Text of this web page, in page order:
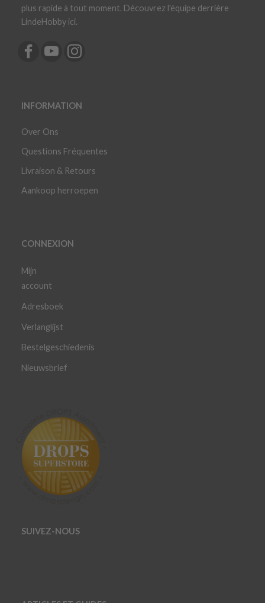
plus rapide à tout moment. Découvrez l'équipe derrière
LindeHobby ici.
INFORMATION
Over Ons
Questions Fréquentes
Livraison & Retours
Aankoop herroepen
CONNEXION
Mijn
account
Adresboek
Verlanglijst
Bestelgeschiedenis
Nieuwsbrief
SUIVEZ-NOUS